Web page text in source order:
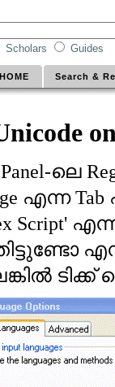
Scholars Guides
HOME Search &
ലെ
എന്നTab
Script'